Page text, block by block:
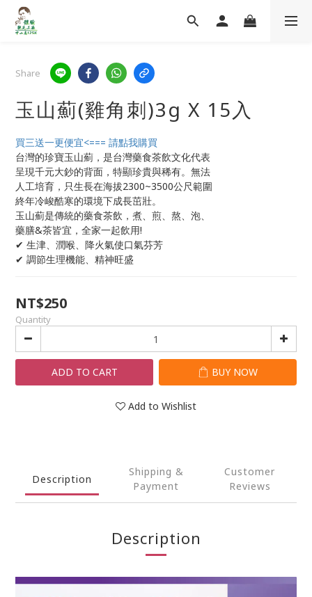
Share
玉山薊(雞角刺)3g X 15入
買三送一更便宜<=== 請點我購買
台灣的珍寶玉山薊，是台灣藥食茶飲文化代表
呈現千元大鈔的背面，特顯珍貴與稀有。無法
人工培育，只生長在海拔2300~3500公尺範圍
終年冷峻酷寒的環境下成長茁壯。
玉山薊是傳統的藥食茶飲，煮、煎、熬、泡、
藥膳&茶皆宜，全家一起飲用!
✔ 生津、潤喉、降火氣使口氣芬芳
✔ 調節生理機能、精神旺盛
NT$250
Quantity
ADD TO CART BUY NOW
Add to Wishlist
Description
Shipping &
Payment
Customer
Reviews
Description